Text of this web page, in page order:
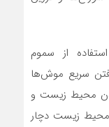
از سموم
سریع موش‌ها
محیط زیست و
محیط زیست دچار